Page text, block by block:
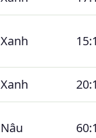
Xanh 15:1
Xanh 20:1
Nâu 60:1